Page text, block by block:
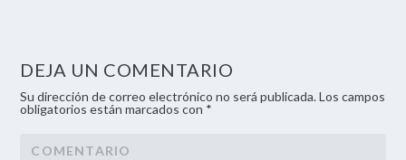
DEJA UN COMENTARIO
Su dirección de correo electrónico no será publicada. Los campos
obligatorios están marcados con *